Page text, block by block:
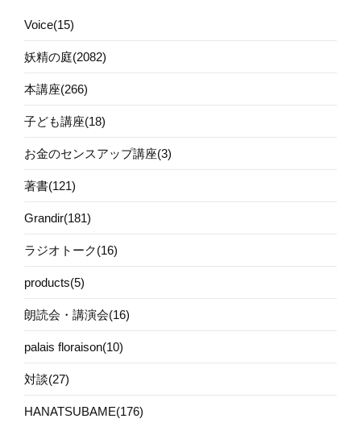
Voice(15)
妖精の庭(2082)
本講座(266)
子ども講座(18)
お金のセンスアップ講座(3)
著書(121)
Grandir(181)
ラジオトーク(16)
products(5)
朗読会・講演会(16)
palais floraison(10)
対談(27)
HANATSUBAME(176)